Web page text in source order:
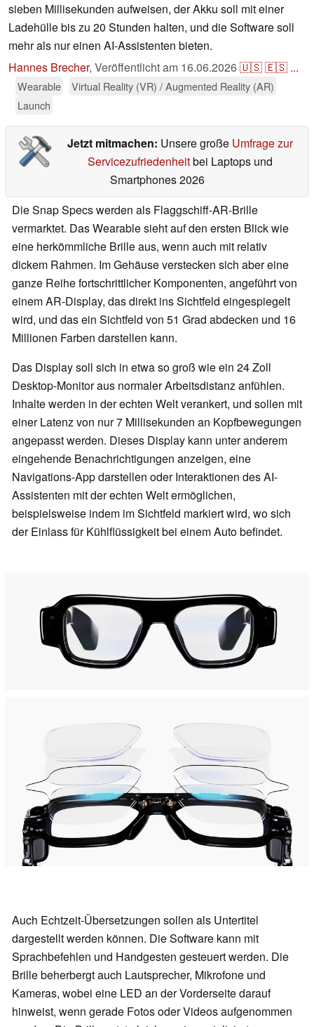
sieben Millisekunden aufweisen, der Akku soll mit einer
Ladehülle bis zu 20 Stunden halten, und die Software soll
mehr als nur einen AI-Assistenten bieten.
Hannes Brecher, Veröffentlicht am 16.06.2026🇺🇸🇪🇸 ...
Wearable
Virtual Reality (VR) / Augmented Reality (AR)
Launch
Jetzt mitmachen: Unsere große Umfrage zur
Servicezufriedenheitbei Laptops und
Smartphones 2026
Die Snap Specs werden als Flaggschiff-AR-Brille
vermarktet. Das Wearable sieht auf den ersten Blick wie
eine herkömmliche Brille aus, wenn auch mit relativ
dickem Rahmen. Im Gehäuse verstecken sich aber eine
ganze Reihe fortschrittlicher Komponenten, angeführt von
einem AR-Display, das direkt ins Sichtfeld eingespiegelt
wird, und das ein Sichtfeld von 51 Grad abdecken und 16
Millionen Farben darstellen kann.
Das Display soll sich in etwa so groß wie ein 24 Zoll
Desktop-Monitor aus normaler Arbeitsdistanz anfühlen.
Inhalte werden in der echten Welt verankert, und sollen mit
einer Latenz von nur 7 Millisekunden an Kopfbewegungen
angepasst werden. Dieses Display kann unter anderem
eingehende Benachrichtigungen anzeigen, eine
Navigations-App darstellen oder Interaktionen des AI-
Assistenten mit der echten Welt ermöglichen,
beispielsweise indem im Sichtfeld markiert wird, wo sich
der Einlass für Kühlflüssigkeit bei einem Auto befindet.
Auch Echtzeit-Übersetzungen sollen als Untertitel
dargestellt werden können. Die Software kann mit
Sprachbefehlen und Handgesten gesteuert werden. Die
Brille beherbergt auch Lautsprecher, Mikrofone und
Kameras, wobei eine LED an der Vorderseite darauf
hinweist, wenn gerade Fotos oder Videos aufgenommen